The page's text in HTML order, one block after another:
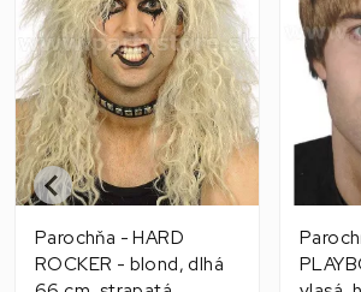
Parochňa - HARD
ROCKER - blond, dlhá